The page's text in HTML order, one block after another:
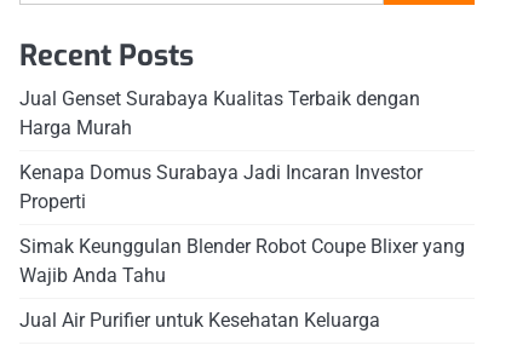
Recent Posts
Jual Genset Surabaya Kualitas Terbaik dengan
Harga Murah
Kenapa Domus Surabaya Jadi Incaran Investor
Properti
Simak Keunggulan Blender Robot Coupe Blixer yang
Wajib Anda Tahu
Jual Air Purifier untuk Kesehatan Keluarga